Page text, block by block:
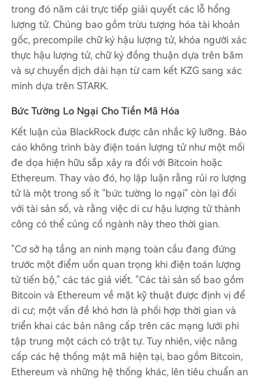
trong đó năm cái trực tiếp giải quyết các lỗ hổng
lượng tử. Chúng bao gồm trừu tượng hóa tài khoản
gốc, precompile chữ ký hậu lượng tử, khóa người xác
thực hậu lượng tử, chữ ký đồng thuận dựa trên băm
và sự chuyển dịch dài hạn từ cam kết KZG sang xác
minh dựa trên STARK.
Bức Tường Lo Ngại Cho Tiền Mã Hóa
Kết luận của BlackRock được cân nhắc kỹ lưỡng. Báo
cáo không trình bày điện toán lượng tử như một mối
đe dọa hiện hữu sắp xảy ra đối với Bitcoin hoặc
Ethereum. Thay vào đó, họ lập luận rằng rủi ro lượng
tử là một trong số ít "bức tường lo ngại" còn lại đối
với tài sản số, và rằng việc di cư hậu lượng tử thành
công có thể củng cố ngành này theo thời gian.
"Cơ sở hạ tầng an ninh mạng toàn cầu đang đứng
trước một điểm uốn quan trọng khi điện toán lượng
tử tiến bộ," các tác giả viết. "Các tài sản số bao gồm
Bitcoin và Ethereum về mặt kỹ thuật được định vị để
di cư; một vấn đề khó hơn là phối hợp thời gian và
triển khai các bản nâng cấp trên các mạng lưới phi
tập trung một cách có trật tự. Tuy nhiên, việc nâng
cấp các hệ thống mật mã hiện tại, bao gồm Bitcoin,
Ethereum và những hệ thống khác, lên tiêu chuẩn an